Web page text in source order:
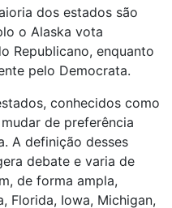
dos estados são
o Alaska vota
Republicano, enquanto
pelo Democrata.
conhecidos como
de preferência
A definição desses
debate e varia de
de forma ampla,
Florida, Iowa, Michigan,